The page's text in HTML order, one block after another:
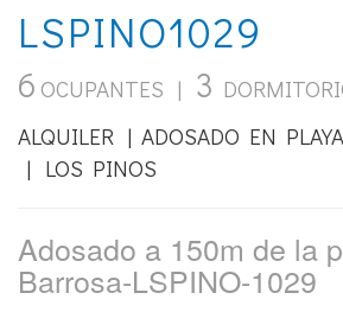
LSPINO1029
6 OCUPANTES | 3
ALQUILER | ADOSADO EN
| LOS PINOS
Adosado a 150m de la
Barrosa-LSPINO-1029